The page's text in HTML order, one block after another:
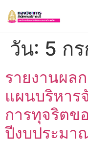
วัน: 5 ก
รายงานผล
แผนบริหาร
การทุจริตข
ปีงบประมา